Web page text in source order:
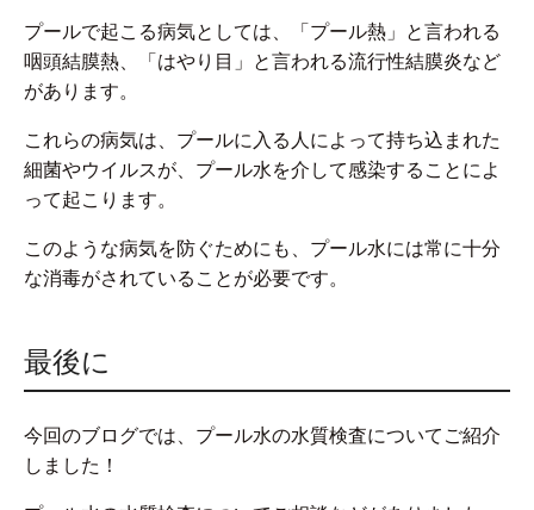
プールで起こる病気としては、「プール熱」と言われる
咽頭結膜熱、「はやり目」と言われる流行性結膜炎など
があります。
これらの病気は、プールに入る人によって持ち込まれた
細菌やウイルスが、プール水を介して感染することによ
って起こります。
このような病気を防ぐためにも、プール水には常に十分
な消毒がされていることが必要です。
最後に
今回のブログでは、プール水の水質検査についてご紹介
しました！